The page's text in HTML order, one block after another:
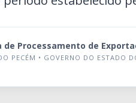
de Processamento de
PECÉM • GOVERNO DO ESTADO